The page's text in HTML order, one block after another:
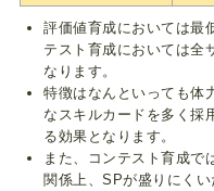
評価値育成においては最
テスト育成においては全
なります。
特徴はなんといっても体
なスキルカードを多く採
る効果となります。
また、コンテスト育成で
関係上、SPが盛りにくい